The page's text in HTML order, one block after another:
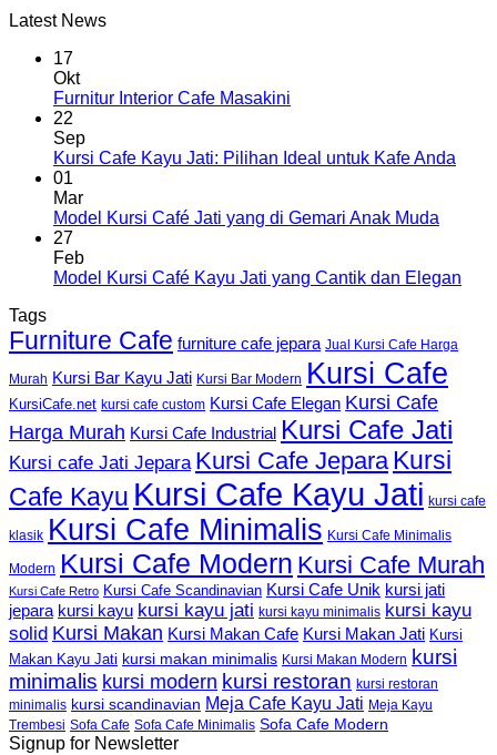
Latest News
17
Okt
Furnitur Interior Cafe Masakini
22
Sep
Kursi Cafe Kayu Jati: Pilihan Ideal untuk Kafe Anda
01
Mar
Model Kursi Café Jati yang di Gemari Anak Muda
27
Feb
Model Kursi Café Kayu Jati yang Cantik dan Elegan
Tags
Furniture Cafe furniture cafe jepara Jual Kursi Cafe Harga
Murah Kursi Bar Kayu Jati Kursi Bar Modern Kursi Cafe
KursiCafe.net kursi cafe custom Kursi Cafe Elegan Kursi Cafe
Harga Murah Kursi Cafe Industrial Kursi Cafe Jati
Kursi cafe Jati Jepara Kursi Cafe Jepara Kursi
Cafe Kayu Kursi Cafe Kayu Jati kursi cafe
klasik Kursi Cafe Minimalis Kursi Cafe Minimalis
Modern Kursi Cafe Modern Kursi Cafe Murah
Kursi Cafe Retro Kursi Cafe Scandinavian Kursi Cafe Unik kursi jati
jepara kursi kayu kursi kayu jati kursi kayu minimalis kursi kayu
solid Kursi Makan Kursi Makan Cafe Kursi Makan Jati Kursi
Makan Kayu Jati kursi makan minimalis Kursi Makan Modern
kursi
minimalis kursi modern kursi restoran kursi restoran
minimalis kursi scandinavian Meja Cafe Kayu Jati Meja Kayu
Trembesi Sofa Cafe Sofa Cafe Minimalis Sofa Cafe Modern
Signup for Newsletter